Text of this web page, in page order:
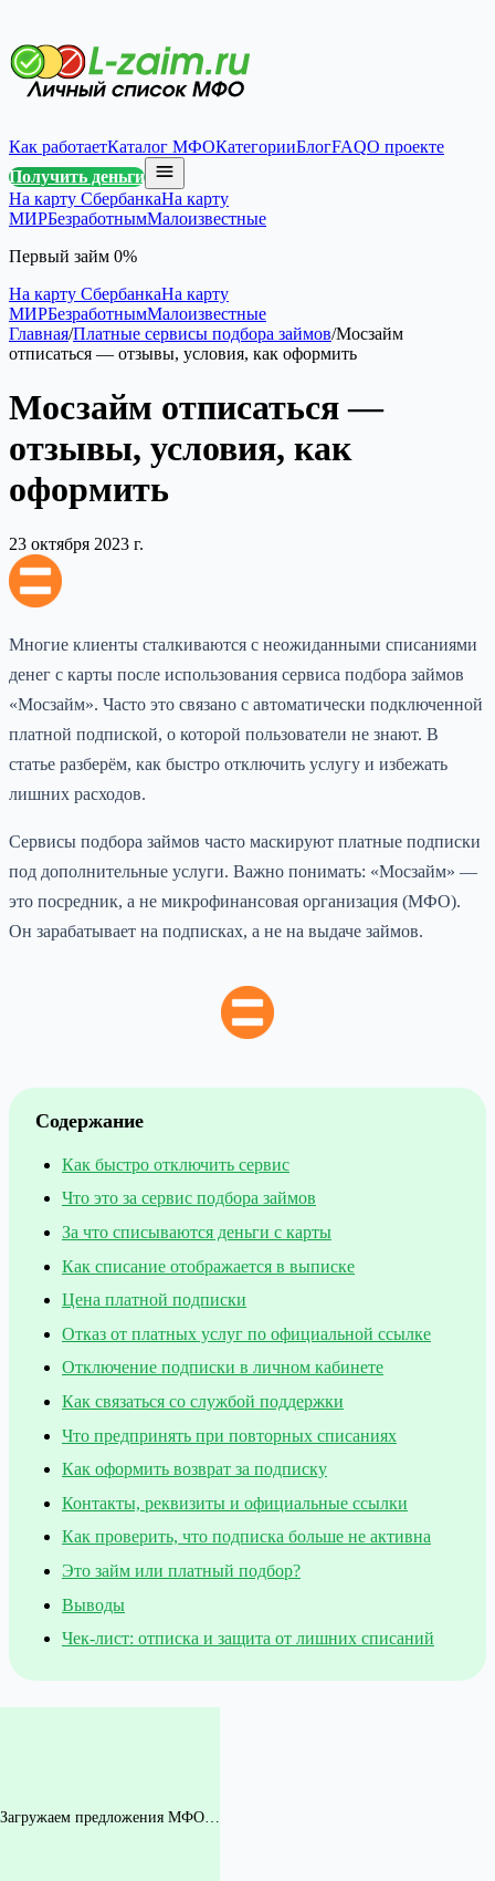
Как работаетКаталог МФОКатегорииБлогFAQО проекте
Получить деньги
На карту СбербанкаНа карту
МИРБезработнымМалоизвестные
Первый займ 0%
На карту СбербанкаНа карту
МИРБезработнымМалоизвестные
Главная/Платные сервисы подбора займов/Мосзайм
отписаться — отзывы, условия, как оформить
Мосзайм отписаться —
отзывы, условия, как
оформить
23 октября 2023 г.
Многие клиенты сталкиваются с неожиданными списаниями
денег с карты после использования сервиса подбора займов
«Мосзайм». Часто это связано с автоматически подключенной
платной подпиской, о которой пользователи не знают. В
статье разберём, как быстро отключить услугу и избежать
лишних расходов.
Сервисы подбора займов часто маскируют платные подписки
под дополнительные услуги. Важно понимать: «Мосзайм» —
это посредник, а не микрофинансовая организация (МФО).
Он зарабатывает на подписках, а не на выдаче займов.
Содержание
Как быстро отключить сервис
Что это за сервис подбора займов
За что списываются деньги с карты
Как списание отображается в выписке
Цена платной подписки
Отказ от платных услуг по официальной ссылке
Отключение подписки в личном кабинете
Как связаться со службой поддержки
Что предпринять при повторных списаниях
Как оформить возврат за подписку
Контакты, реквизиты и официальные ссылки
Как проверить, что подписка больше не активна
Это займ или платный подбор?
Выводы
Чек-лист: отписка и защита от лишних списаний
Загружаем предложения МФО…